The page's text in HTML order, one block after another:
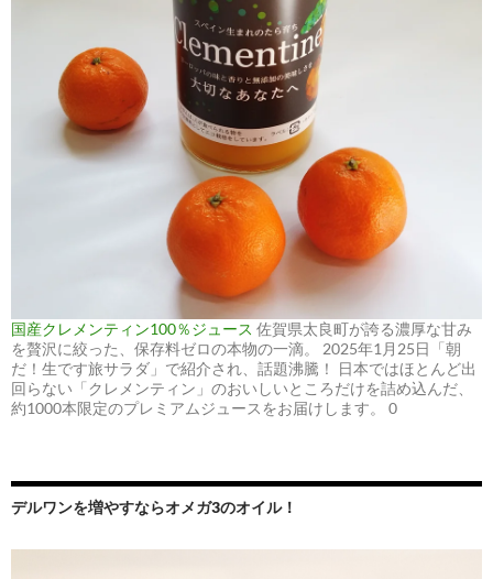
国産クレメンティン100％ジュース 佐賀県太良町が誇る濃厚な甘み
を贅沢に絞った、保存料ゼロの本物の一滴。 2025年1月25日「朝
だ！生です旅サラダ」で紹介され、話題沸騰！ 日本ではほとんど出
回らない「クレメンティン」のおいしいところだけを詰め込んだ、
約1000本限定のプレミアムジュースをお届けします。 0
デルワンを増やすならオメガ3のオイル！